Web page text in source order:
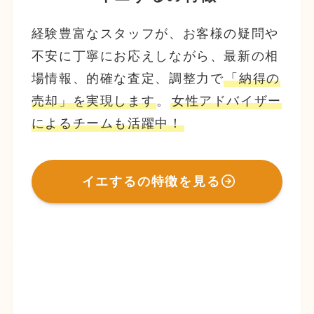
経験豊富なスタッフが、お客様の疑問や
不安に丁寧にお応えしながら、最新の相
場情報、的確な査定、調整力で「納得の
売却」を実現します。 女性アドバイザー
によるチームも活躍中！
イエするの特徴を見る